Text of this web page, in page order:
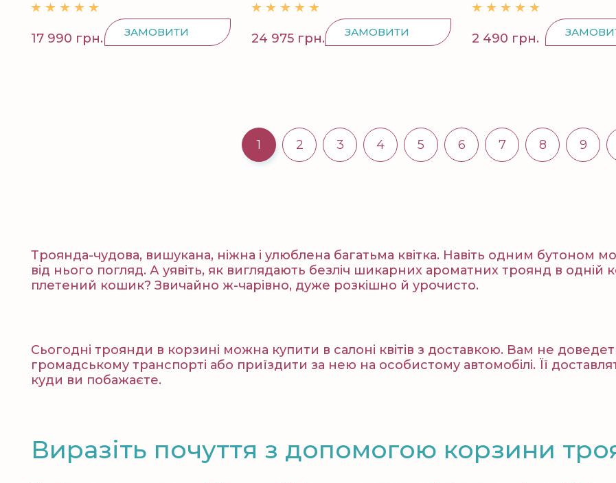
17 990 грн. ЗАМОВИТИ 24 975 грн. ЗАМОВИТИ 2 490 грн.
1 2 3 4 5 6 7 8 9
Троянда-чудова, вишукана, ніжна і улюблена багатьма квітка. Навіть одним бутоном
від нього погляд. А уявіть, як виглядають безліч шикарних ароматних троянд в одній
плетений кошик? Звичайно ж-чарівно, дуже розкішно й урочисто.
Сьогодні троянди в корзині можна купити в салоні квітів з доставкою. Вам не
громадському транспорті або приїздити за нею на особистому автомобілі. Її
куди ви побажаєте.
Виразіть почуття з допомогою корзини